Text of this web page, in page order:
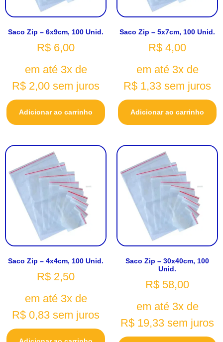
Saco Zip – 6x9cm, 100 Unid.
R$ 6,00
em até 3x de
R$ 2,00 sem juros
Adicionar ao carrinho
Saco Zip – 5x7cm, 100 Unid.
R$ 4,00
em até 3x de
R$ 1,33 sem juros
Adicionar ao carrinho
Saco Zip – 4x4cm, 100 Unid.
R$ 2,50
em até 3x de
R$ 0,83 sem juros
Saco Zip – 30x40cm, 100
Unid.
R$ 58,00
em até 3x de
R$ 19,33 sem juros